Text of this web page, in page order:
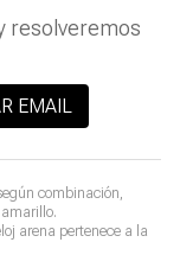
combinación,
arena pertenece a la
resolveremos
EMAIL